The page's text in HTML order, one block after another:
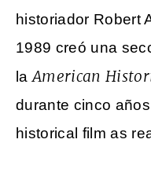
historiador Robert
1989 creó una
laAmerican
durante cinco
historical film as